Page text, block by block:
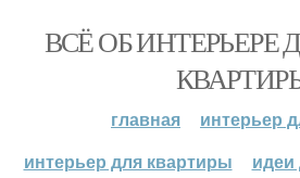
ВСЁ ОБ ИНТЕРЬЕРЕ
главная
интерьер
интерьер для квартиры
идеи